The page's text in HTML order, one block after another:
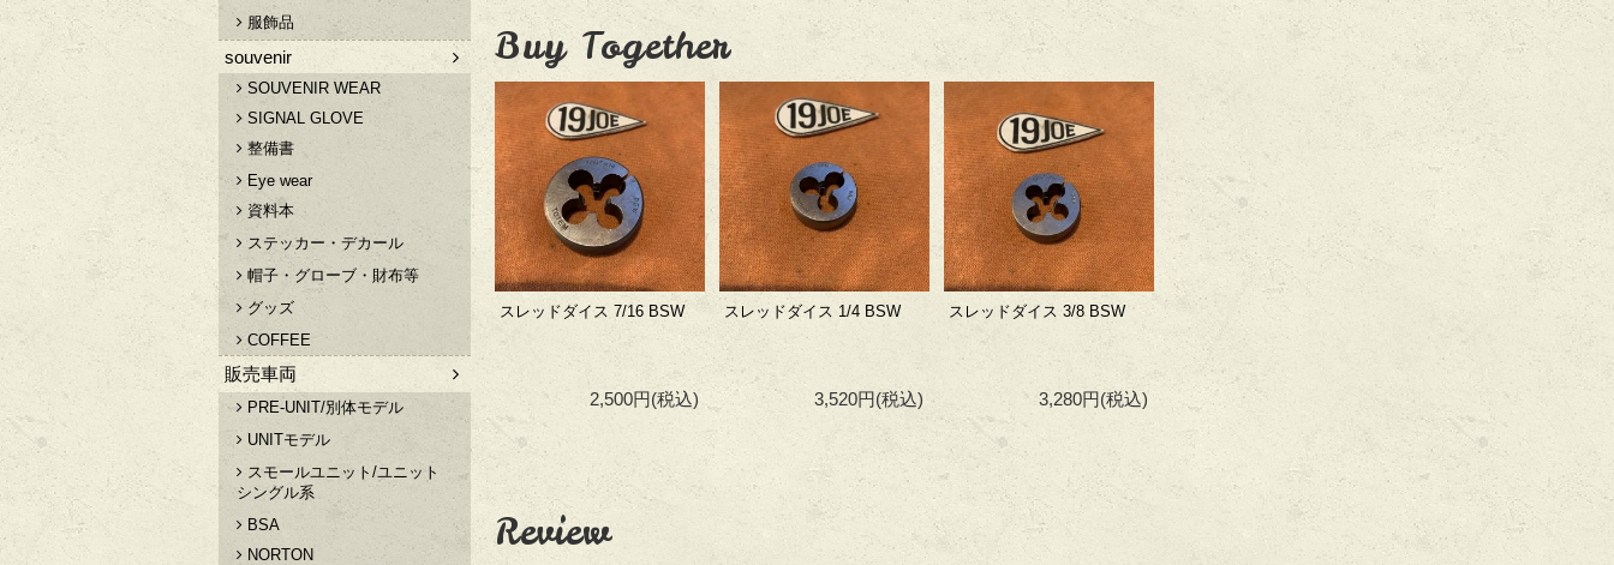
Buy Together
スレッドダイス 7/16 BSW
2,500円(税込)
スレッドダイス 1/4 BSW
3,520円(税込)
スレッドダイス 3/8 BSW
3,280円(税込)
Review
服飾品
souvenir
SOUVENIR WEAR
SIGNAL GLOVE
整備書
Eye wear
資料本
ステッカー・デカール
帽子・グローブ・財布等
グッズ
COFFEE
販売車両
PRE-UNIT/別体モデル
UNITモデル
スモールユニット/ユニット
シングル系
BSA
NORTON